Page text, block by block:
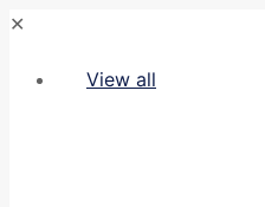
✕
View all